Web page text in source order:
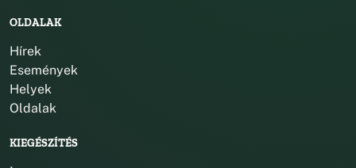
OLDALAK
Hírek
Események
Helyek
Oldalak
KIEGÉSZÍTÉS